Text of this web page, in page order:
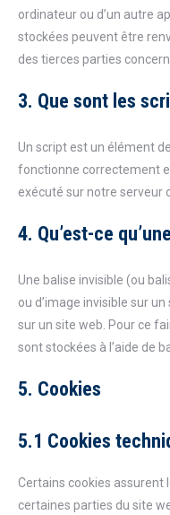
ordinateur ou d’un autre
stockées peuvent être
des tierces parties
3. Que sont les
Un script est un élément
fonctionne correctement
exécuté sur notre serveur
4. Qu’est-ce
Une balise invisible (ou
ou d’image invisible sur
sur un site web. Pour ce
sont stockées à l’aide de
5. Cookies
5.1 Cookies
Certains cookies
certaines parties du site